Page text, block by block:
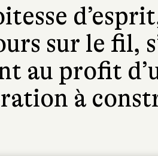
sur le fil,
au profit
à